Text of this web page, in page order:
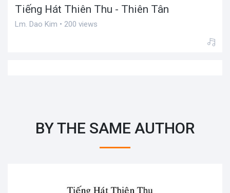
Tiếng Hát Thiên Thu - Thiên Tân
Lm. Dao Kim • 200 views
BY THE SAME AUTHOR